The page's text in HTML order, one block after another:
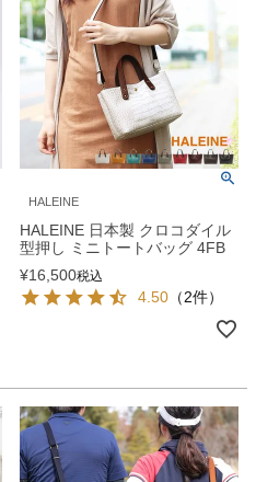
HALEINE
HALEINE 日本製 クロコダイル
型押し ミニトートバッグ 4FB
¥16,500税込
4.50 （2件）